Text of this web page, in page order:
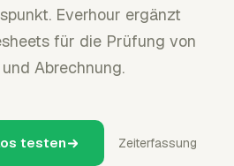
Everhour ergänzt
für die Prüfung von
Abrechnung.
testen Zeiterfassung